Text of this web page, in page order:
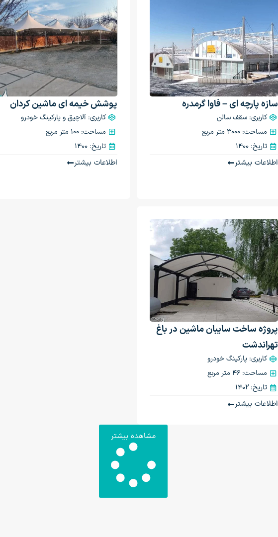
سازه پارچه ای – فاوا گرمدره
کاربری: سقف سالن
مساحت: 3000 متر مربع
تاریخ: 1400
اطلاعات بیشتر
پوشش خیمه ای ماشین کردان
کاربری: آلاچیق و پارکینگ خودرو
مساحت: 100 متر مربع
تاریخ: 1400
اطلاعات بیشتر
پروژه ساخت سایبان ماشین در باغ
تهراندشت
کاربری: پارکینگ خودرو
مساحت: 46 متر مربع
تاریخ: 1402
اطلاعات بیشتر
مشاهده بیشتر